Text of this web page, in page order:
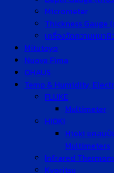
Micrometer
Thickness Gauge
เครื่องวัดความหนาผิ
Mitutoyo
Nuova Fima
OHAUS
Temp & Humidity,
FLUKE
Multimeter
HIOKI
Hioki แคลมป์
Multimeters
Infrared
Kyoritsu